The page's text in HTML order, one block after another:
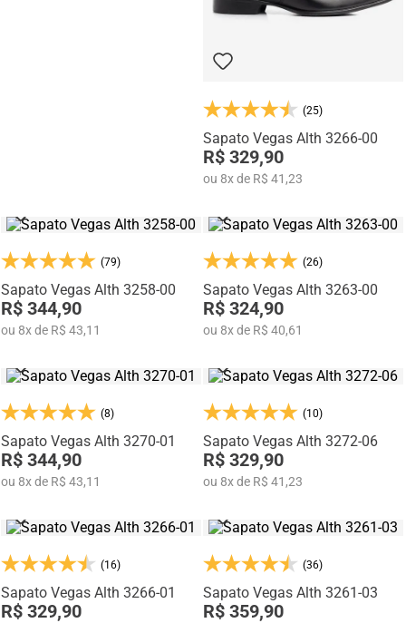
(25)
Sapato Vegas Alth 3266-00
R$ 329,90
ou 8xde R$ 41,23
(79)
Sapato Vegas Alth 3258-00
R$ 344,90
ou 8xde R$ 43,11
(26)
Sapato Vegas Alth 3263-00
R$ 324,90
ou 8xde R$ 40,61
(8)
Sapato Vegas Alth 3270-01
R$ 344,90
ou 8xde R$ 43,11
(10)
Sapato Vegas Alth 3272-06
R$ 329,90
ou 8xde R$ 41,23
(16)
Sapato Vegas Alth 3266-01
R$ 329,90
(36)
Sapato Vegas Alth 3261-03
R$ 359,90